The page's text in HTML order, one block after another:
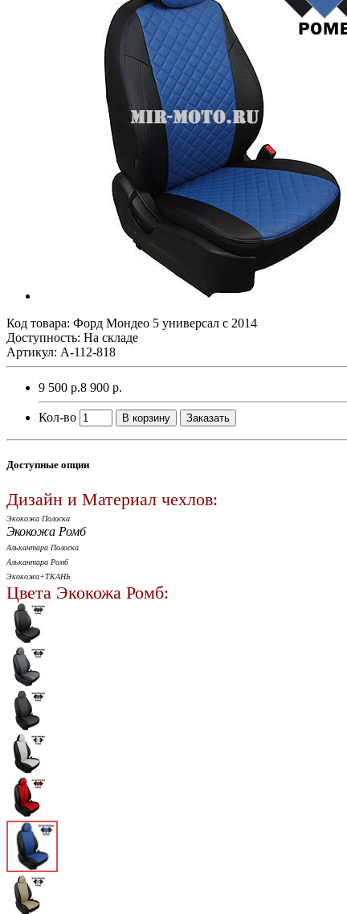
Код товара: Форд Мондео 5 универсал с 2014
Доступность: На складе
Артикул: A-112-818
9 500 р.8 900 р.
Кол-во В корзину Заказать
Доступные опции
Дизайн и Материал чехлов:
Экокожа Полоска
Экокожа Ромб
Алькантара Полоска
Алькантара Ромб
Экокожа+ТКАНЬ
Цвета Экокожа Ромб: